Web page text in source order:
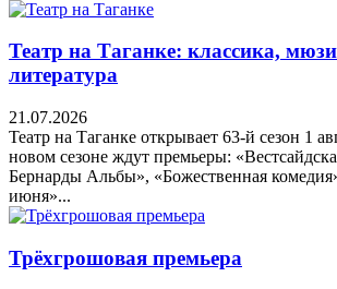
Театр на Таганке: классика,
литература
21.07.2026
Театр на Таганке открывает 63-й сезон 1
новом сезоне ждут премьеры:
Бернарды Альбы», «Божественная
июня»...
Трёхгрошовая премьера